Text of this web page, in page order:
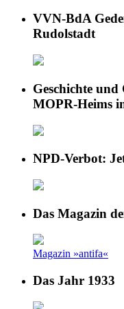
VVN-BdA
Rudolstadt
Geschichte und
MOPR-Heims
NPD-Verbot:
Das Magazin
Magazin »antifa«
Das Jahr 1933